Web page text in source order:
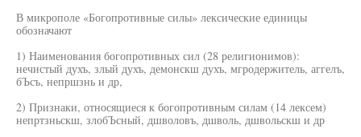
В микрополе «Богопротивные силы» лексические единицы
обозначают
1) Наименования богопротивных сил (28 религионимов):
нечистый духъ, злый духъ, демонскш духъ, мгродержитель, аггелъ,
бЪсъ, непршзнь и др,
2) Признаки, относящиеся к богопротивным силам (14 лексем)
непртзньскш, злобЪсный, дшволовъ, дшволь, дшвольскш и др